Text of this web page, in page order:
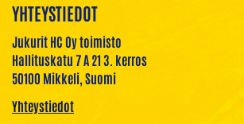
YHTEYSTIEDOT
Jukurit HC Oy toimisto
Hallituskatu 7 A 21 3. kerros
50100 Mikkeli, Suomi
Yhteystiedot